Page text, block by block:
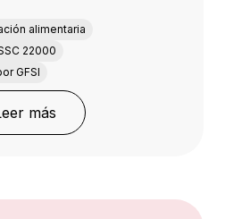
alimentaria
22000
GFSI
más : Certificación FSSC